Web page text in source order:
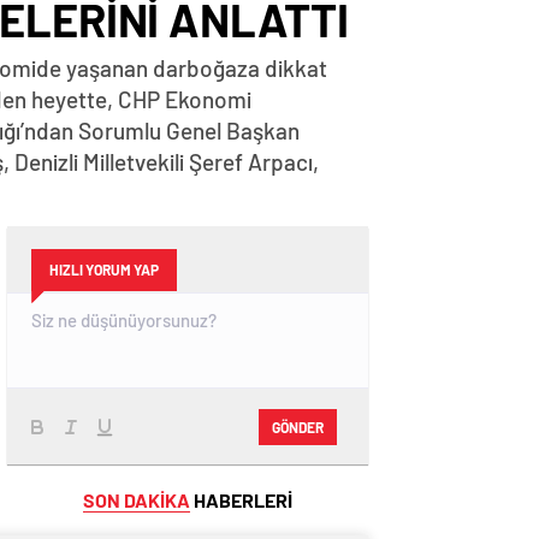
ANLATTI
yaşanan darboğaza dikkat
heyette, CHP Ekonomi
Sorumlu Genel Başkan
Denizli Milletvekili Şeref Arpacı,
HIZLI YORUM YAP
GÖNDER
SON DAKİKA HABERLERİ